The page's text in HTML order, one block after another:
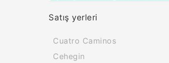
Satış yerleri
Cuatro Caminos
Cehegin